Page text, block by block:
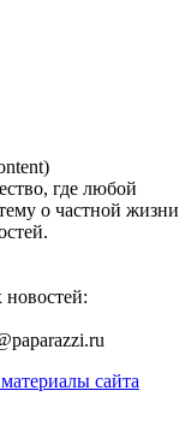
где любой
о частной жизни
сайта